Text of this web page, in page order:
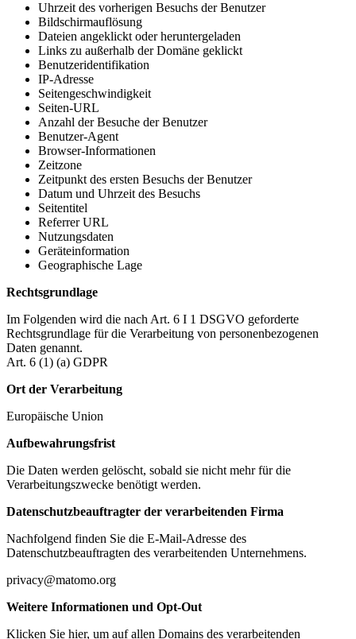
Uhrzeit des vorherigen Besuchs der Benutzer
Bildschirmauflösung
Dateien angeklickt oder heruntergeladen
Links zu außerhalb der Domäne geklickt
Benutzeridentifikation
IP-Adresse
Seitengeschwindigkeit
Seiten-URL
Anzahl der Besuche der Benutzer
Benutzer-Agent
Browser-Informationen
Zeitzone
Zeitpunkt des ersten Besuchs der Benutzer
Datum und Uhrzeit des Besuchs
Seitentitel
Referrer URL
Nutzungsdaten
Geräteinformation
Geographische Lage
Rechtsgrundlage
Im Folgenden wird die nach Art. 6 I 1 DSGVO geforderte
Rechtsgrundlage für die Verarbeitung von personenbezogenen
Daten genannt.
Art. 6 (1) (a) GDPR
Ort der Verarbeitung
Europäische Union
Aufbewahrungsfrist
Die Daten werden gelöscht, sobald sie nicht mehr für die
Verarbeitungszwecke benötigt werden.
Datenschutzbeauftragter der verarbeitenden Firma
Nachfolgend finden Sie die E-Mail-Adresse des
Datenschutzbeauftragten des verarbeitenden Unternehmens.
privacy@matomo.org
Weitere Informationen und Opt-Out
Klicken Sie hier, um auf allen Domains des verarbeitenden